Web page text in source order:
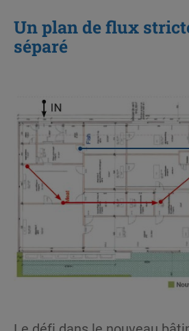
Un plan de flux
séparé